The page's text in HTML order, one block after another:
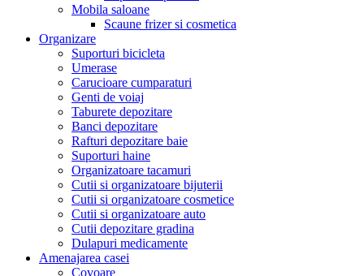
Mobila saloane
Scaune frizer si cosmetica
Organizare
Suporturi bicicleta
Umerase
Carucioare cumparaturi
Genti de voiaj
Taburete depozitare
Banci depozitare
Rafturi depozitare baie
Suporturi haine
Organizatoare tacamuri
Cutii si organizatoare bijuterii
Cutii si organizatoare cosmetice
Cutii si organizatoare auto
Cutii depozitare gradina
Dulapuri medicamente
Amenajarea casei
Covoare